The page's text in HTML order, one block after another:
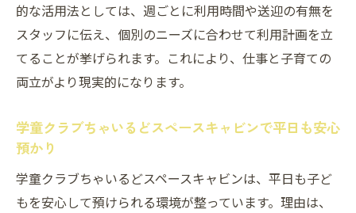
的な活用法としては、週ごとに利用時間や送迎の有無を
スタッフに伝え、個別のニーズに合わせて利用計画を立
てることが挙げられます。これにより、仕事と子育ての
両立がより現実的になります。
学童クラブちゃいるどスペースキャビンで平日も安心
預かり
学童クラブちゃいるどスペースキャビンは、平日も子ど
もを安心して預けられる環境が整っています。理由は、